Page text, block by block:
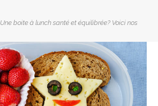
Une boite à lunch santé et équilibrée? Voici nos